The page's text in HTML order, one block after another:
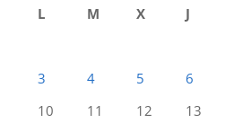
L
M X J
3
4 5 6
10
11 12 13